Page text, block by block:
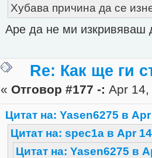
Хубава причина да се
Аре да не ми изкривяваш
Re: Как ще ги
« Отговор #177 -: Apr
Цитат на: Yasen6275 в
Цитат на: spec1a в Apr
Цитат на: Yasen6275 в